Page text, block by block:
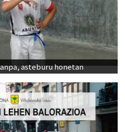
asteburu honetan